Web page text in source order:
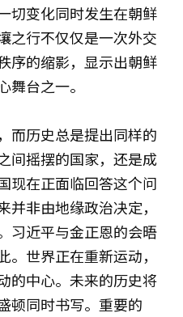
切变化同时发生在朝鲜
之行不仅仅是一次外交
序的缩影，显示出朝鲜
台之一。
而历史总是提出同样的
间摇摆的国家，还是成
现在正面临回答这个问
非由地缘政治决定，
习近平与金正恩的会晤
世界正在重新运动，
的中心。未来的历史将
顿同时书写。重要的